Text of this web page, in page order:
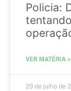
Policia:
VER MATÉRIA »
29 de julho de